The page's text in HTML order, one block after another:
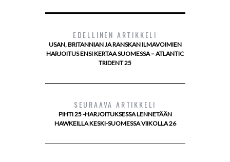
EDELLINEN ARTIKKELI
USAN, BRITANNIAN JA RANSKAN ILMAVOIMIEN
HARJOITUS ENSI KERTAA SUOMESSA – ATLANTIC
TRIDENT 25
SEURAAVA ARTIKKELI
PIHTI 25 -HARJOITUKSESSA LENNETÄÄN
HAWKEILLA KESKI-SUOMESSA VIIKOLLA 26